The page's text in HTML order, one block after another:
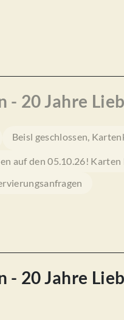
- 20 Jahre
Beisl geschlossen,
auf den 05.10.26!
- 20 Jahre